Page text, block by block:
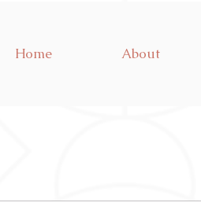
Home About